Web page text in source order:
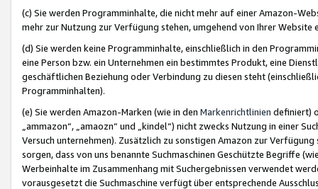
(c) Sie werden Programminhalte, die nicht mehr auf einer Amazon-
mehr zur Nutzung zur Verfügung stehen, umgehend von Ihrer
(d) Sie werden keine Programminhalte, einschließlich in den
eine Person bzw. ein Unternehmen ein bestimmtes Produkt, eine
geschäftlichen Beziehung oder Verbindung zu diesen steht
Programminhalten).
(e) Sie werden Amazon-Marken (wie in den Markenrichtlinien definiert)
„ammazon“, „amaozn“ und „kindel“) nicht zwecks Nutzung in einer
Versuch unternehmen). Zusätzlich zu sonstigen Amazon zur
sorgen, dass von uns benannte Suchmaschinen Geschützte Begriffe
Werbeinhalte im Zusammenhang mit Suchergebnissen verwendet
vorausgesetzt die Suchmaschine verfügt über entsprechende